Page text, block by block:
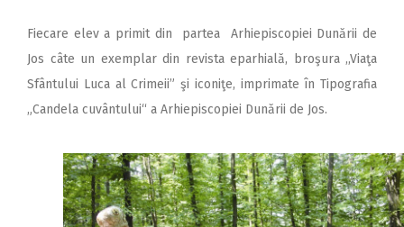
Fiecare elev a primit din partea Arhiepiscopiei Dunării de
Jos câte un exemplar din revista eparhială, broşura ,,Viaţa
Sfântului Luca al Crimeii” şi iconiţe, imprimate în Tipografia
„Candela cuvântului“ a Arhiepiscopiei Dunării de Jos.